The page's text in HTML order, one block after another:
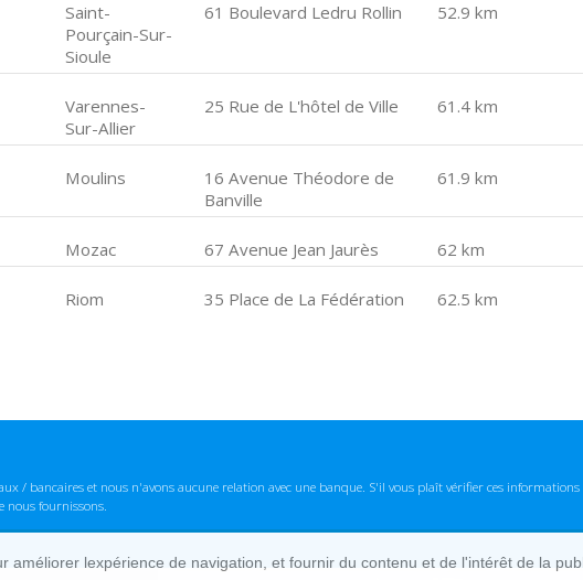
Saint-
Pourçain-Sur-
Sioule
61 Boulevard Ledru Rollin 52.9 km
Varennes-
Sur-Allier
25 Rue de L'hôtel de Ville 61.4 km
Moulins
16 Avenue Théodore de
Banville
61.9 km
Mozac 67 Avenue Jean Jaurès 62 km
Riom 35 Place de La Fédération 62.5 km
/ bancaires et nous n'avons aucune relation avec une banque. S'il vous plaît vérifier ces
nous fournissons.
améliorer lexpérience de navigation, et fournir du contenu et de l'intérêt de la